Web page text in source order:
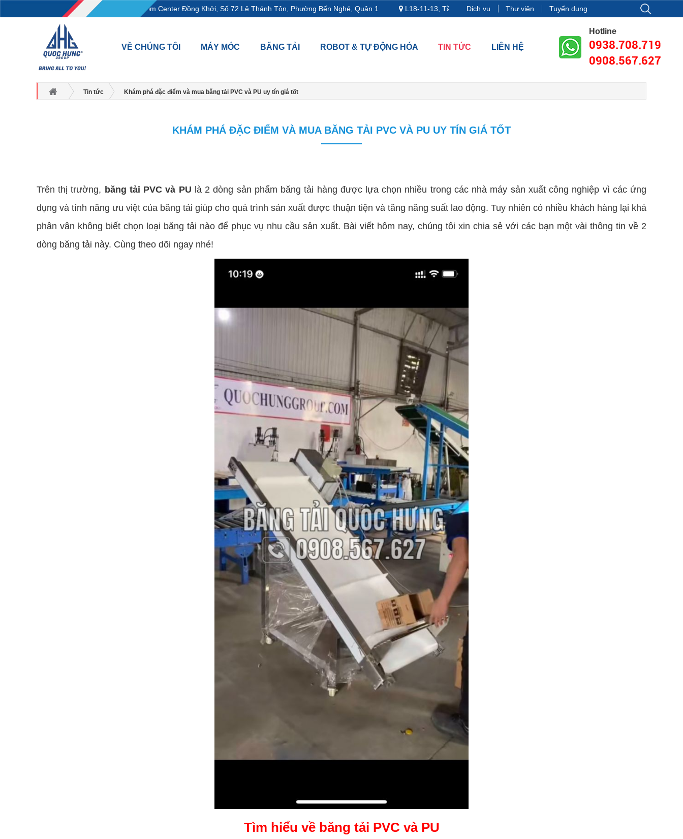
L18-11-13, Tầng 18, tòa nhà Vincom Center Đồng Khởi, Số 72 Lê Thánh Tôn, Phường Bến Nghé, Quận 1 L18-11-13, Tầng 18, tòa nhà Vincom Center Đồng Khởi, Số 72 Lê Thánh Tôn, Phường Bến
Dịch vụ Thư viện Tuyển dụng
VỀ CHÚNG TÔI MÁY MÓC BĂNG TẢI ROBOT & TỰ ĐỘNG HÓA TIN TỨC LIÊN HỆ
Hotline
0938.708.719
0908.567.627
Tin tức Khám phá đặc điểm và mua băng tải PVC và PU uy tín giá tốt
KHÁM PHÁ ĐẶC ĐIỂM VÀ MUA BĂNG TẢI PVC VÀ PU UY TÍN GIÁ TỐT
Trên thị trường, băng tải PVC và PU là 2 dòng sản phẩm băng tải hàng được lựa chọn nhiều trong các nhà máy sản xuất công nghiệp vì các ứng
dụng và tính năng ưu việt của băng tải giúp cho quá trình sản xuất được thuận tiện và tăng năng suất lao động. Tuy nhiên có nhiều khách hàng lại khá
phân vân không biết chọn loại băng tải nào để phục vụ nhu cầu sản xuất. Bài viết hôm nay, chúng tôi xin chia sẻ với các bạn một vài thông tin về 2
dòng băng tải này. Cùng theo dõi ngay nhé!
Tìm hiểu về băng tải PVC và PU